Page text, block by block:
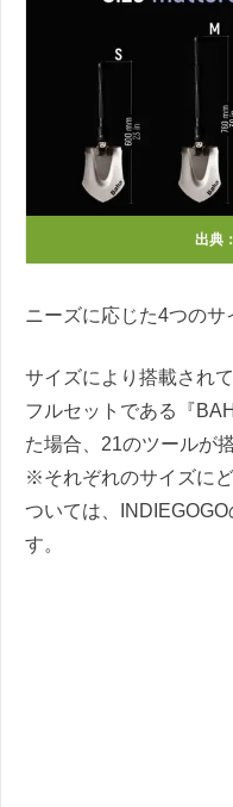
出典：
ニーズに応じた4つのサ
サイズにより搭載され
フルセットである『
た場合、21のツールが
※それぞれのサイズに
ついては、
す。